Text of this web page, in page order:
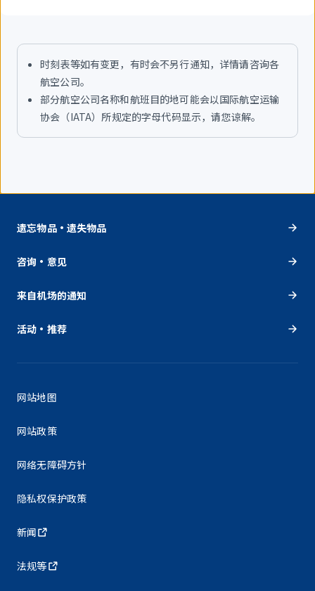
时刻表等如有变更，有时会不另行通知，详情请咨询各
航空公司。
部分航空公司名称和航班目的地可能会以国际航空运输
协会（IATA）所规定的字母代码显示，请您谅解。
遗忘物品・遗失物品
咨询・意见
来自机场的通知
活动・推荐
网站地图
网站政策
网络无障碍方针
隐私权保护政策
新闻
法规等